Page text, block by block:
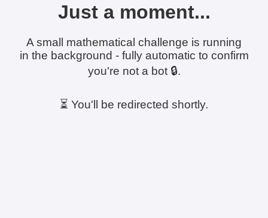
Just a moment...
A small mathematical challenge is running
in the background - fully automatic to confirm
you're not a bot 🔒.
⏳ You'll be redirected shortly.